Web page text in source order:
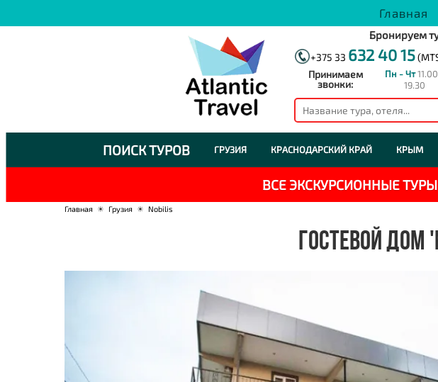
Главная
Бронируем
+375 33 632 40 15
Принимаем
звонки:
Пн - Чт
19.30
ПОИСК ТУРОВ ГРУЗИЯ КРАСНОДАРСКИЙ КРАЙ КРЫМ
ВСЕ ЭКСКУРСИОННЫЕ ТУРЫ
Главная ☀ Грузия ☀ Nobilis
ГОСТЕВОЙ ДОМ